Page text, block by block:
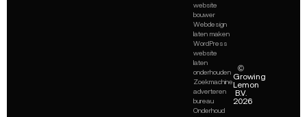
website
bouwer
Webdesign
laten maken
WordPress
website
laten
onderhouden
Zoekmachine
adverteren
bureau
Onderhoud
©
Growing
Lemon
B.V.
2026